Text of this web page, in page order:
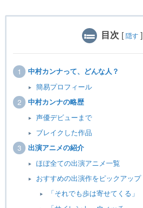
目次 [ 隠す ]
中村カンナって、どんな人？
簡易プロフィール
中村カンナの略歴
声優デビューまで
ブレイクした作品
出演アニメの紹介
ほぼ全ての出演アニメ一覧
おすすめの出演作をピックアップ
「それでも歩は寄せてくる」